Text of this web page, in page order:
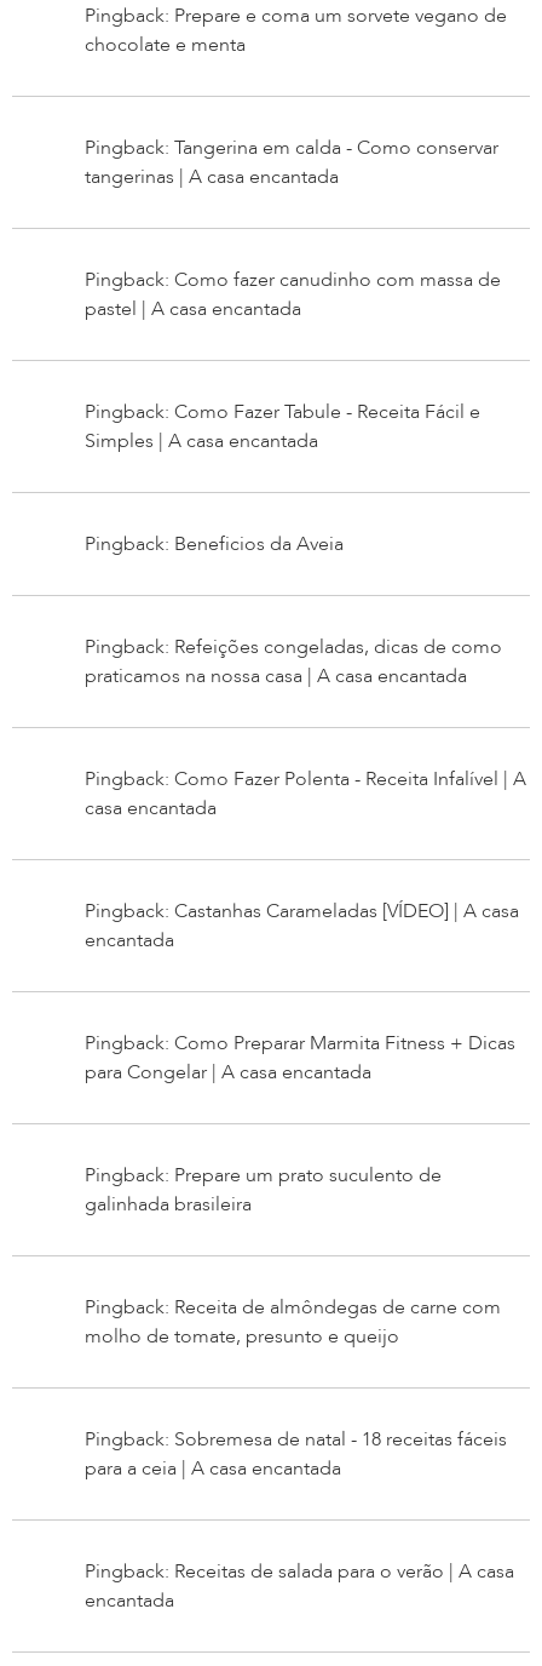
Pingback: Prepare e coma um sorvete vegano de
chocolate e menta
Pingback: Tangerina em calda - Como conservar
tangerinas | A casa encantada
Pingback: Como fazer canudinho com massa de
pastel | A casa encantada
Pingback: Como Fazer Tabule - Receita Fácil e
Simples | A casa encantada
Pingback: Beneficios da Aveia
Pingback: Refeições congeladas, dicas de como
praticamos na nossa casa | A casa encantada
Pingback: Como Fazer Polenta - Receita Infalível | A
casa encantada
Pingback: Castanhas Carameladas [VÍDEO] | A casa
encantada
Pingback: Como Preparar Marmita Fitness + Dicas
para Congelar | A casa encantada
Pingback: Prepare um prato suculento de
galinhada brasileira
Pingback: Receita de almôndegas de carne com
molho de tomate, presunto e queijo
Pingback: Sobremesa de natal - 18 receitas fáceis
para a ceia | A casa encantada
Pingback: Receitas de salada para o verão | A casa
encantada